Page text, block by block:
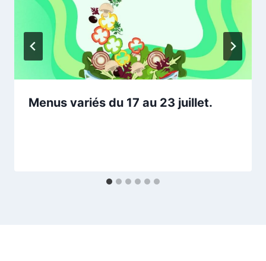
Menus variés du 17 au 23 juillet.